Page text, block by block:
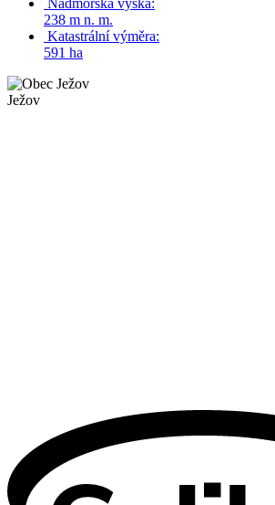
Nadmořská výška:
238 m n. m.
Katastrální výměra:
591 ha
Ježov